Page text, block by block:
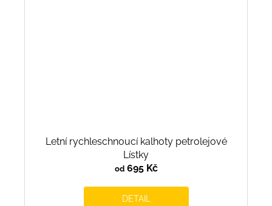
Letní rychleschnoucí kalhoty petrolejové
Lístky
od695 Kč
DETAIL